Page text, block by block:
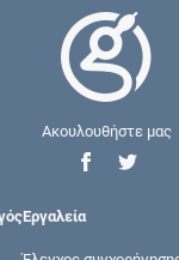
Ακουλουθήστε μας
Εργαλεία